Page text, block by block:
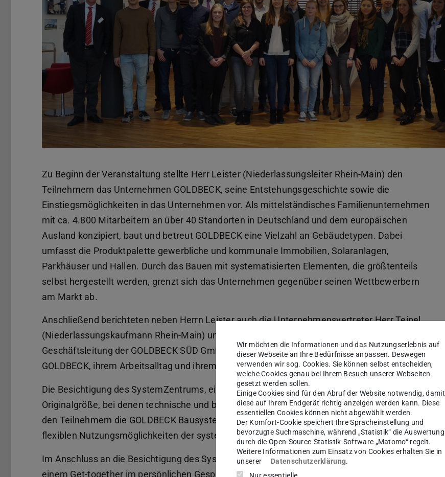
Zu Beginn der Veranstaltung stellte Herr Leister (Niederlassungsleiter Rhein-Main) den
Teilnehmern das Unternehmen GOLDBECK, seine Entstehungsgeschichte sowie die
Einstiegsmöglichkeiten in das Unternehmen vor. Als mittelständisches Familienunternehmen
mit ca. 4.800 Mitarbeitern an über 40 Standorten in Deutschland und dem europäischen
Ausland konzipiert, baut und betreut GOLDBECK eine Vielzahl an Gebäudetypen. Dabei
umfasst die Produktpalette gewerbliche und kommunale Immobilien, Solaranlagen,
Parkhäuser und Hallen. Durch das Bauen mit systematisierten Elementen, die größtenteils
selbst hergestellt werden, grenzt sich das Unternehmen gegenüber seinen Wettbewerbern
am Markt ab.
Anschließend berichteten neben Herrn Leister auch die Unternehmensvertreter Herr Teipel
(Niederlassungskaufmann Rhein-Main) und Herr Püschel (Kaufmännischer Leiter und
Geschäftsleitung der GOLDBECK SÜD GmbH) den Studierenden von ihren Aufgaben bei
GOLDBECK, ihrem Arbeitsalltag und ihrem beruflichen Werdegang.
Die Besichtigung des SystemZentrums, einer Ausstellungshalle mit Gebäudemodellen in
Originalgröße, bei denen technische und bauliche Details offengelegt sind, veranschaulichte
den Teilnehmern die GOLDBECK Bausysteme und die Vorteile industrieller Vorfertigung. Die
flexiblen Nutzungsmöglichkeiten der systematisierten Elemente wurden so direkt begreifbar.
Im Anschluss an die Besichtigung des SystemZentrums konnten sich die Studierenden bei
einem Get-together im persönlichen Gespräch mit den Unternehmensvertretern bei Snacks
Wir möchten die Informationen und das Nutzungserlebnis auf
dieser Webseite an Ihre Bedürfnisse anpassen. Deswegen
verwenden wir sog. Cookies. Sie können selbst entscheiden,
welche Cookies genau bei Ihrem Besuch unserer Webseiten
gesetzt werden sollen.
Einige Cookies sind für den Abruf der Website notwendig, damit
diese auf Ihrem Endgerät richtig anzeigen werden kann. Diese
essentiellen Cookies können nicht abgewählt werden.
Der Komfort-Cookie speichert Ihre Spracheinstellung und
bevorzugte Suchmaschine, während „Statistik“ die Auswertung
durch die Open-Source-Statistik-Software „Matomo“ regelt.
Weitere Informationen zum Einsatz von Cookies erhalten Sie in
unserer
Datenschutzerklärung.